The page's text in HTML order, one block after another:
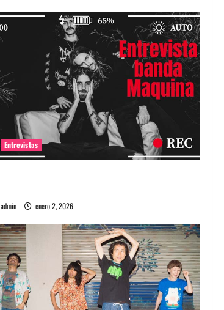
Entrevistas
admin enero 2, 2026